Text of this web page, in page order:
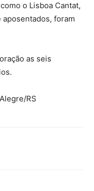
o Lisboa Cantat,
foram
as seis
RS